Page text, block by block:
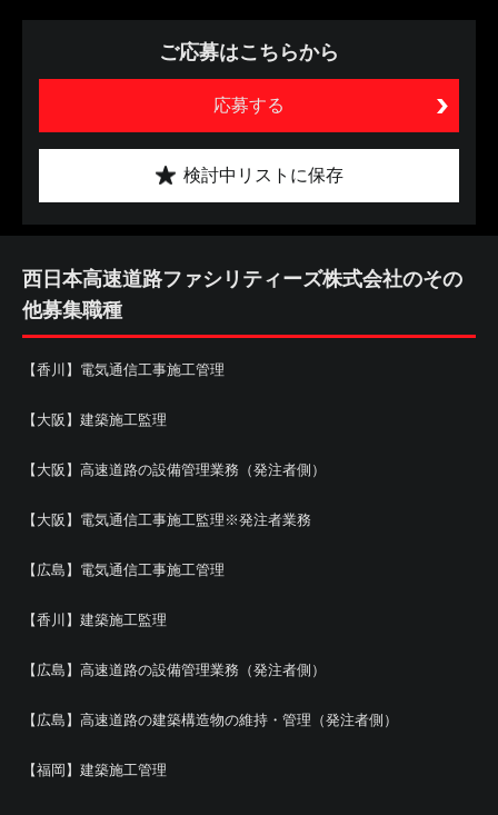
ご応募はこちらから
応募する
検討中リストに保存
西日本高速道路ファシリティーズ株式会社のその
他募集職種
【香川】電気通信工事施工管理
【大阪】建築施工監理
【大阪】高速道路の設備管理業務（発注者側）
【大阪】電気通信工事施工監理※発注者業務
【広島】電気通信工事施工管理
【香川】建築施工監理
【広島】高速道路の設備管理業務（発注者側）
【広島】高速道路の建築構造物の維持・管理（発注者側）
【福岡】建築施工管理